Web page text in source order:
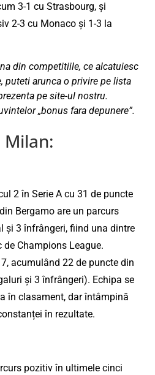
3-1 cu Strasbourg, și
2-3 cu Monaco și 1-3 la
din competitiile, ce alcatuiesc
puteti arunca o privire pe lista
pe site-ul nostru.
„bonus fara depunere”.
Milan:
2 în Serie A cu 31 de puncte
Bergamo are un parcurs
și 3 înfrângeri, fiind una dintre
Champions League.
acumulând 22 de puncte din
și 3 înfrângeri). Echipa se
în clasament, dar întâmpină
în rezultate​.
pozitiv în ultimele cinci